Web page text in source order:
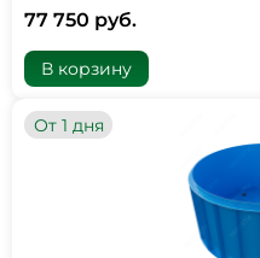
77 750 руб.
В корзину
От 1 дня